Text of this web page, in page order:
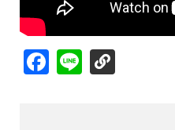
Facebook
Line